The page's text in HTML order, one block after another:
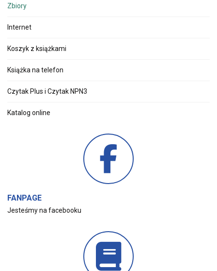
Zbiory
Internet
Koszyk z książkami
Książka na telefon
Czytak Plus i Czytak NPN3
Katalog online
FANPAGE
Jesteśmy na facebooku